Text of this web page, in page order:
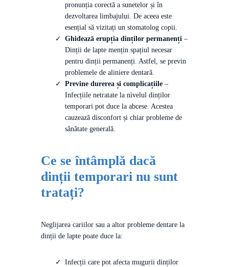
pronunția corectă a sunetelor și în
dezvoltarea limbajului. De aceea este
esențial să vizitați un stomatolog copii.
Ghidează erupția dinților permanenți–
Dinții de lapte mențin spațiul necesar
pentru dinții permanenți. Astfel, se previn
problemele de aliniere dentară.
Previne durerea și complicațiile–
Infecțiile netratate la nivelul dinților
temporari pot duce la abcese. Acestea
cauzează disconfort și chiar probleme de
sănătate generală.
Ce se întâmplă dacă
dinții temporari nu sunt
tratați?
Neglijarea cariilor sau a altor probleme dentare la
dinții de lapte poate duce la:
Infecții care pot afecta mugurii dinților